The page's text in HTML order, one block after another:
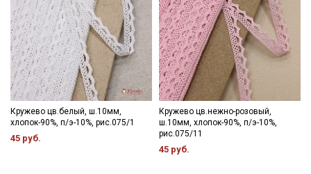
Кружево цв.белый, ш.10мм,
хлопок-90%, п/э-10%, рис.075/1
45 руб.
Кружево цв.нежно-розовый,
ш.10мм, хлопок-90%, п/э-10%,
рис.075/11
45 руб.
Ознакомлен(а) с Политикой обработки персональных
данныхи даюСогласие на обработку персональных
данных
ДаюСогласие на получение рекламных и
информационных рассылок